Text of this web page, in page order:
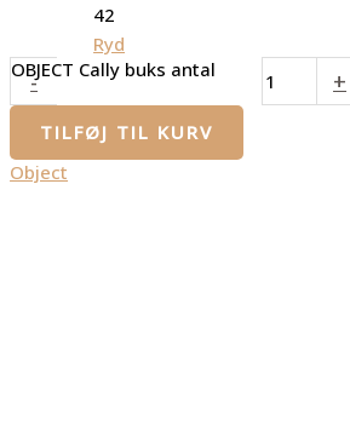
42
Ryd
-
OBJECT Cally buks antal +
TILFØJ TIL KURV
Object